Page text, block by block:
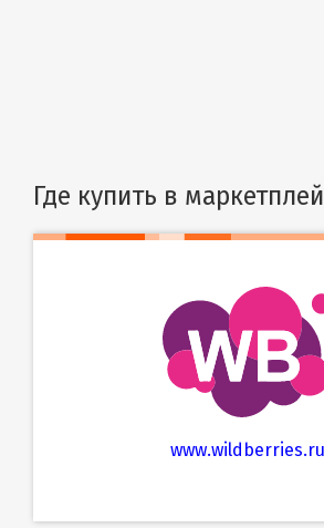
Где купить в
www.wildberries.ru